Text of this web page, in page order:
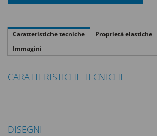
Caratteristiche tecniche Proprietà elastiche
Immagini
CARATTERISTICHE TECNICHE
DISEGNI